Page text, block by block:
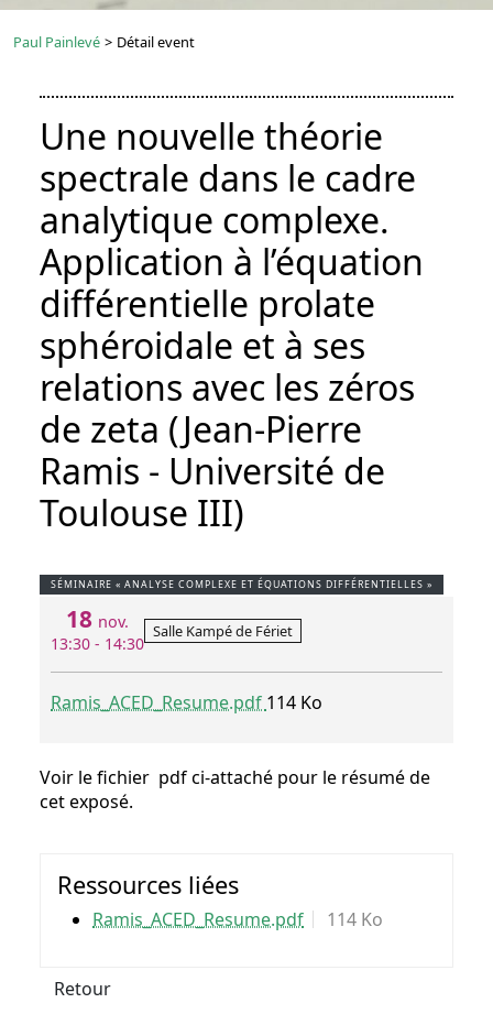
Paul Painlevé > Détail event
Une nouvelle théorie
spectrale dans le cadre
analytique complexe.
Application à l’équation
différentielle prolate
sphéroidale et à ses
relations avec les zéros
de zeta (Jean-Pierre
Ramis - Université de
Toulouse III)
SÉMINAIRE « ANALYSE COMPLEXE ET ÉQUATIONS DIFFÉRENTIELLES »
18 nov.
13:30 - 14:30
Salle Kampé de Fériet
Ramis_ACED_Resume.pdf 114 Ko
Voir le fichier pdf ci-attaché pour le résumé de
cet exposé.
Ressources liées
Ramis_ACED_Resume.pdf 114 Ko
Retour